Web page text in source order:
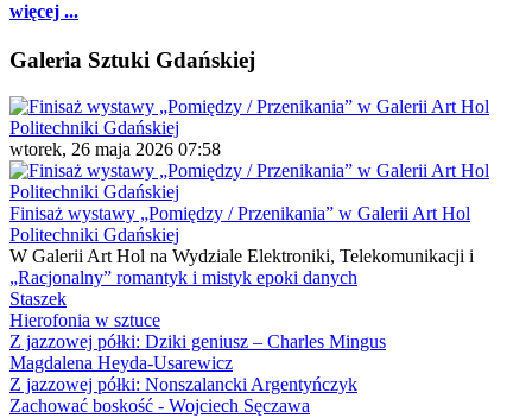
więcej ...
Galeria Sztuki Gdańskiej
wtorek, 26 maja 2026 07:58
Finisaż wystawy „Pomiędzy / Przenikania” w Galerii Art Hol
Politechniki Gdańskiej
W Galerii Art Hol na Wydziale Elektroniki, Telekomunikacji i
„Racjonalny” romantyk i mistyk epoki danych
Staszek
Hierofonia w sztuce
Z jazzowej półki: Dziki geniusz – Charles Mingus
Magdalena Heyda-Usarewicz
Z jazzowej półki: Nonszalancki Argentyńczyk
Zachować boskość - Wojciech Sęczawa